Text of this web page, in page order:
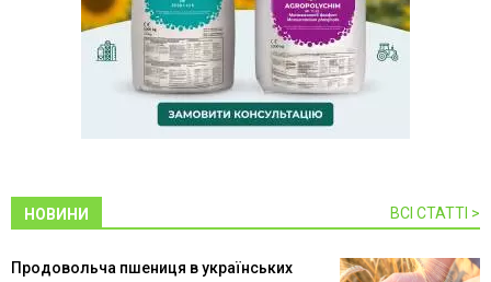
НОВИНИ ВСІ СТАТТІ >
Продовольча пшениця в українських